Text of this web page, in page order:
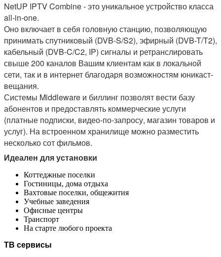
NetUP IPTV Combine - это уникальное устройство класса
all-in-one.
Оно включает в себя головную станцию, позволяющую
принимать спутниковый (DVB-S/S2), эфирный (DVB-T/T2),
кабельный (DVB-C/C2, IP) сигналы и ретранслировать
свыше 200 каналов Вашим клиентам как в локальной
сети, так и в интернет благодаря возможностям юникаст-
вещания.
Системы Middleware и биллинг позволят вести базу
абонентов и предоставлять коммерческие услуги
(платные подписки, видео-по-запросу, магазин товаров и
услуг). На встроенном хранилище можно разместить
несколько сот фильмов.
Идеален для установки
Коттеджные поселки
Гостиницы, дома отдыха
Вахтовые поселки, общежития
Учебные заведения
Офисные центры
Транспорт
На старте любого проекта
ТВ сервисы